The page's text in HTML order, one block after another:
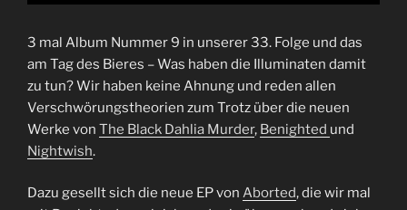
3 mal Album Nummer 9 in unserer 33. Folge und das
am Tag des Bieres – Was haben die Illuminaten damit
zu tun? Wir haben keine Ahnung und reden allen
Verschwörungstheorien zum Trotz über die neuen
Werke von The Black Dahlia Murder, Benighted und
Nightwish.
Dazu gesellt sich die neue EP von Aborted, die wir mal